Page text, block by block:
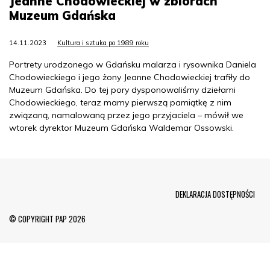
Muzeum Gdańska
14.11.2023 Kultura i sztuka po 1989 roku
Portrety urodzonego w Gdańsku malarza i rysownika Daniela
Chodowieckiego i jego żony Jeanne Chodowieckiej trafiły do
Muzeum Gdańska. Do tej pory dysponowaliśmy dziełami
Chodowieckiego, teraz mamy pierwszą pamiątkę z nim
związaną, namalowaną przez jego przyjaciela – mówił we
wtorek dyrektor Muzeum Gdańska Waldemar Ossowski.
© COPYRIGHT PAP 2026
DEKLARACJA DOSTĘPNOŚCI